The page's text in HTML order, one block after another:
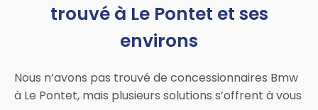
trouvé à Le Pontet et ses
environs
Nous n’avons pas trouvé de concessionnaires Bmw
à Le Pontet, mais plusieurs solutions s’offrent à vous